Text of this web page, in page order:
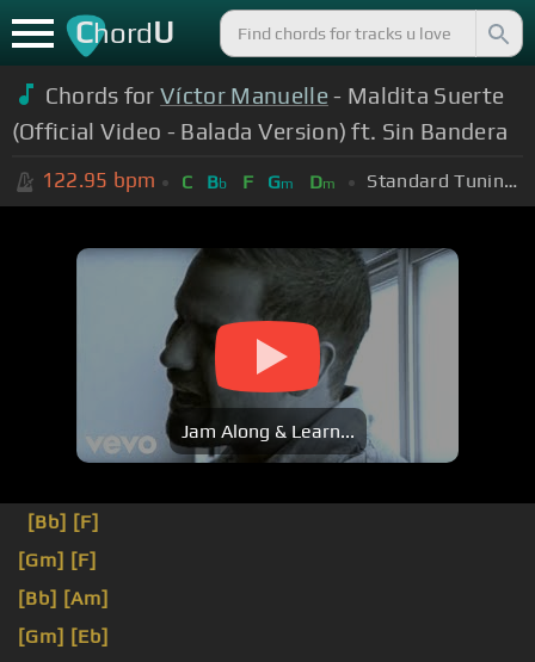
ChordU
Chords forVíctor Manuelle - Maldita Suerte
(Official Video - Balada Version) ft. Sin Bandera
122.95 bpm C Bb F Gm Dm Standard Tuning (EADGBE)
Jam Along & Learn...
[Bb] [F]
[Gm] [F]
[Bb] [Am]
[Gm] [Eb]